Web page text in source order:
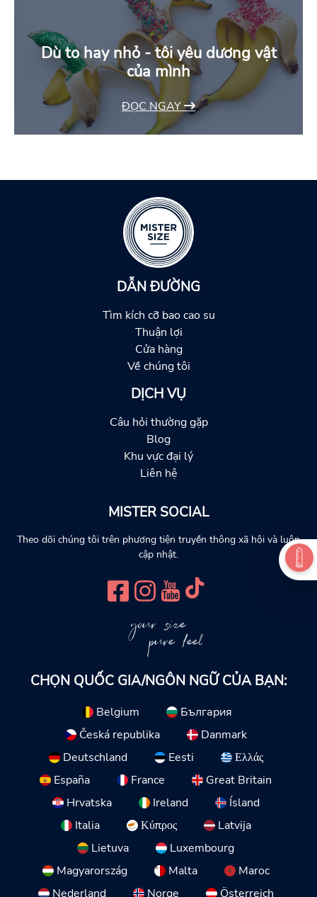
Dù to hay nhỏ - tôi yêu dương vật
của mình
ĐỌC NGAY
DẪN ĐƯỜNG
Tìm kích cỡ bao cao su
Thuận lợi
Cửa hàng
Về chúng tôi
DỊCH VỤ
Câu hỏi thường gặp
Blog
Khu vực đại lý
Liên hệ
MISTER SOCIAL
Theo dõi chúng tôi trên phương tiện truyền thông xã hội và luôn
cập nhật.
your size
pure feel
CHỌN QUỐC GIA/NGÔN NGỮ CỦA BẠN:
Belgium
България
Česká republika
Danmark
Deutschland
Eesti
Ελλάς
España
France
Great Britain
Hrvatska
Ireland
Ísland
Italia
Κύπρος
Latvija
Lietuva
Luxembourg
Magyarország
Malta
Maroc
Nederland
Norge Österreich